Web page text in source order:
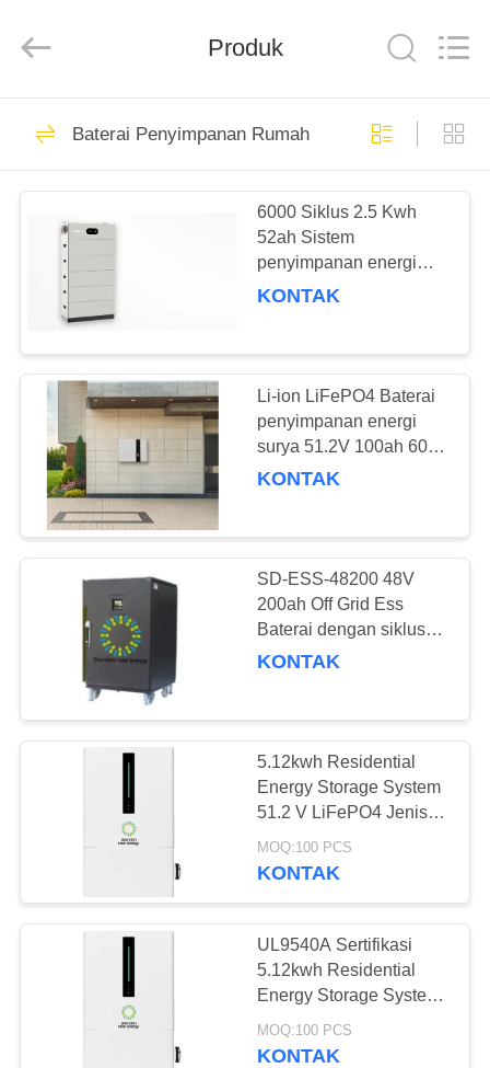
RUMAH
PRODUK
TAMPILAN
TENTANG
KAMI
TUR
PABRIK
KONTROL
KUALITAS
HUBUNGI
PENAWARAN
KEBIJAKAN
Technology
Co,.Ltd..
Reserved.
Baterai Sepeda
Motor Listrik
Sistem
Penyimpanan
Baterai
17
lemari penyimpanan
energi
Baterai NMC
44
Produk
Baterai Penyimpanan Rumah
6000 Siklus 2.5 Kwh
52ah Sistem
penyimpanan energi
rumah ditumpuk Ess
KONTAK
Li-ion LiFePO4 Baterai
penyimpanan energi
surya 51.2V 100ah 6000
Siklus
KONTAK
SD-ESS-48200 48V
200ah Off Grid Ess
Baterai dengan siklus
hidup yang lebih lama
KONTAK
5.12kwh Residential
Energy Storage System
51.2 V LiFePO4 Jenis
baterai untuk rumah
tangga
MOQ:100 PCS
KONTAK
UL9540A Sertifikasi
5.12kwh Residential
Energy Storage System
Untuk UPS Energi
Rumah
MOQ:100 PCS
KONTAK